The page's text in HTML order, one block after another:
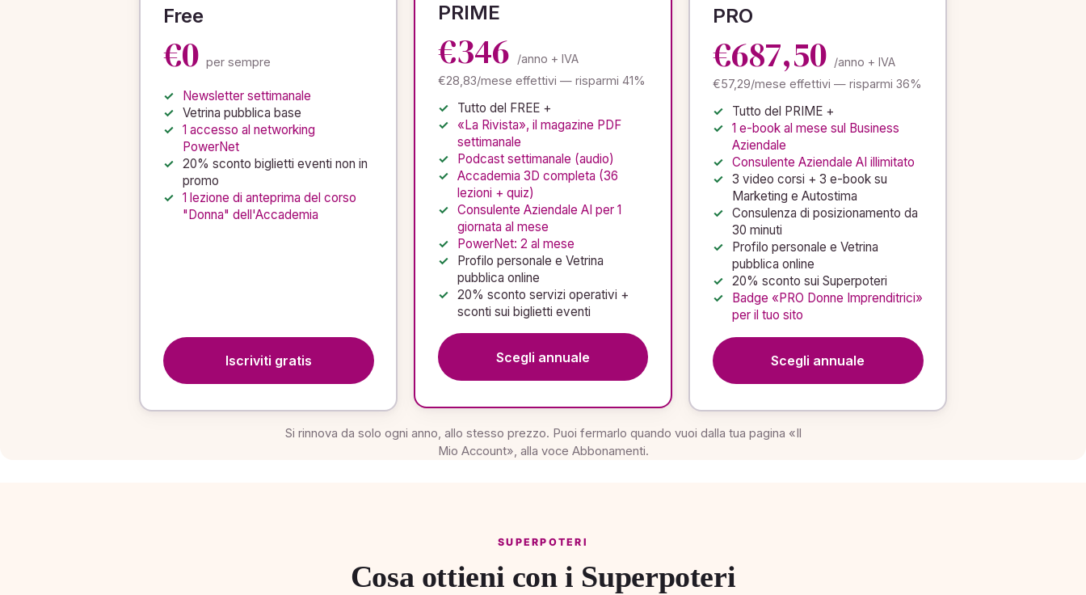
Free
€0 per sempre
Newsletter settimanale
Vetrina pubblica base
1 accesso al networking
PowerNet
20% sconto biglietti eventi non in
promo
1 lezione di anteprima del corso
"Donna" dell'Accademia
Iscriviti gratis
PRIME
€346
/anno + IVA
€28,83/mese effettivi — risparmi 41%
Tutto del FREE +
«La Rivista», il magazine PDF
settimanale
Podcast settimanale (audio)
Accademia 3D completa (36
lezioni + quiz)
Consulente Aziendale AI per 1
giornata al mese
PowerNet: 2 al mese
Profilo personale e Vetrina
pubblica online
20% sconto servizi operativi +
sconti sui biglietti eventi
Scegli annuale
PRO
€687,50 /anno + IVA
€57,29/mese effettivi — risparmi 36%
Tutto del PRIME +
1 e-book al mese sul Business
Aziendale
Consulente Aziendale AI illimitato
3 video corsi + 3 e-book su
Marketing e Autostima
Consulenza di posizionamento da
30 minuti
Profilo personale e Vetrina
pubblica online
20% sconto sui Superpoteri
Badge «PRO Donne Imprenditrici»
per il tuo sito
Scegli annuale
Si rinnova da solo ogni anno, allo stesso prezzo. Puoi fermarlo quando vuoi dalla tua pagina «Il
Mio Account», alla voce Abbonamenti.
SUPERPOTERI
Cosa ottieni con i Superpoteri